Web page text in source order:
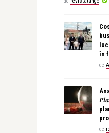
în
de
de